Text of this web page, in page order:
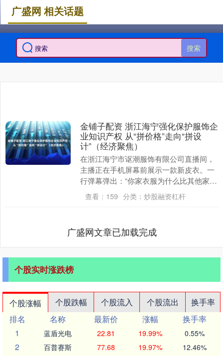
搜索
广盛网 相关话题
金铺子配资 浙江海宁强化保护服饰企
业知识产权 从“拼价格”走向“拼设
计”（经济聚焦）
在浙江海宁市讴潮服饰有限公司直播间，
主播正在手机屏幕前展示一款新皮衣。一
行弹幕弹出：“你家衣服为什么比其他家同
款贵？”主播翻开衣服吊牌，扫描上面的二
维码金铺子配....
查看： 159 分类： 炒股融资杠杆
广盛网文章已加载完成
个股实时涨跌榜
个股涨幅 个股跌幅 个股流入 个股流出
换手率
排名
名称 最新价 涨幅
换手率
1
蓝盾光电 22.81 19.99% 0.55%
2 百普赛斯 77.68 19.97% 12.46%